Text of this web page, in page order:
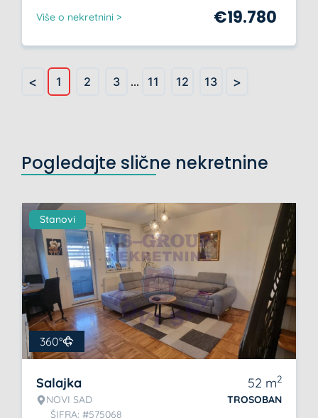
Više o nekretnini > €19.780
< 1 2 3 ... 11 12 13 >
Pogledajte slične nekretnine
Stanovi
360°
Salajka
NOVI SAD
ŠIFRA: #575068
52 m2
TROSOBAN